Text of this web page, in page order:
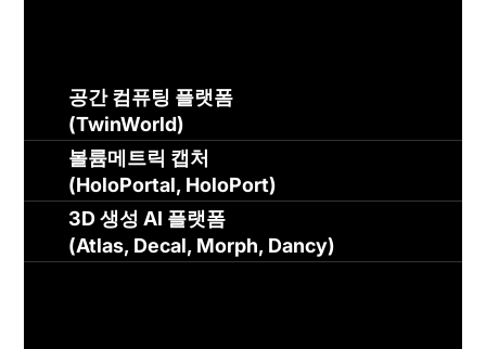
공간 컴퓨팅 플랫폼
(TwinWorld)
볼륨메트릭 캡처
(HoloPortal, HoloPort)
3D 생성 AI 플랫폼
(Atlas, Decal, Morph, Dancy)